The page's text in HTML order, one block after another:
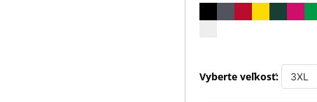
Vyberte veľkosť: